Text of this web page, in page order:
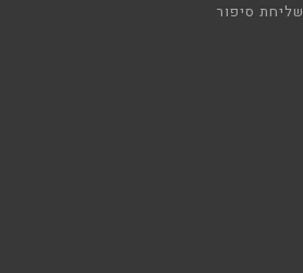
שליחת סיפור